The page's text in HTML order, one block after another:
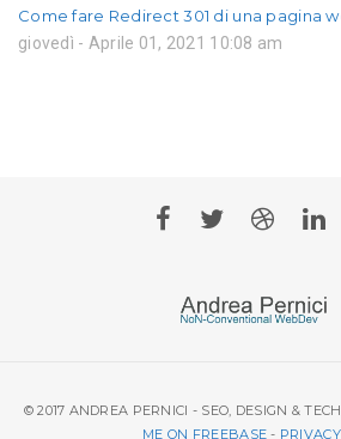
Come fare Redirect 301 di una pagina
giovedì - Aprile 01, 2021 10:08 am
© 2017 ANDREA PERNICI - SEO, DESIGN &
ME ON FREEBASE -